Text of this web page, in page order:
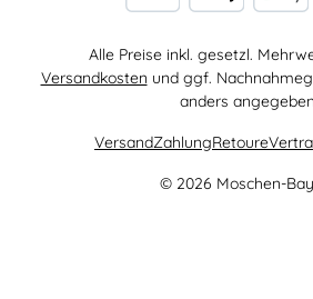
Alle Preise inkl. gesetzl.
Versandkosten und ggf.
anders
© 2026 Moschen-
VersandZahlungRetoure